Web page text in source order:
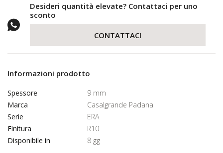
Desideri quantità elevate? Contattaci per uno
sconto
CONTATTACI
Informazioni prodotto
Spessore
9 mm
Marca
Casalgrande Padana
Serie
ERA
Finitura
R10
Disponibile in
8 gg